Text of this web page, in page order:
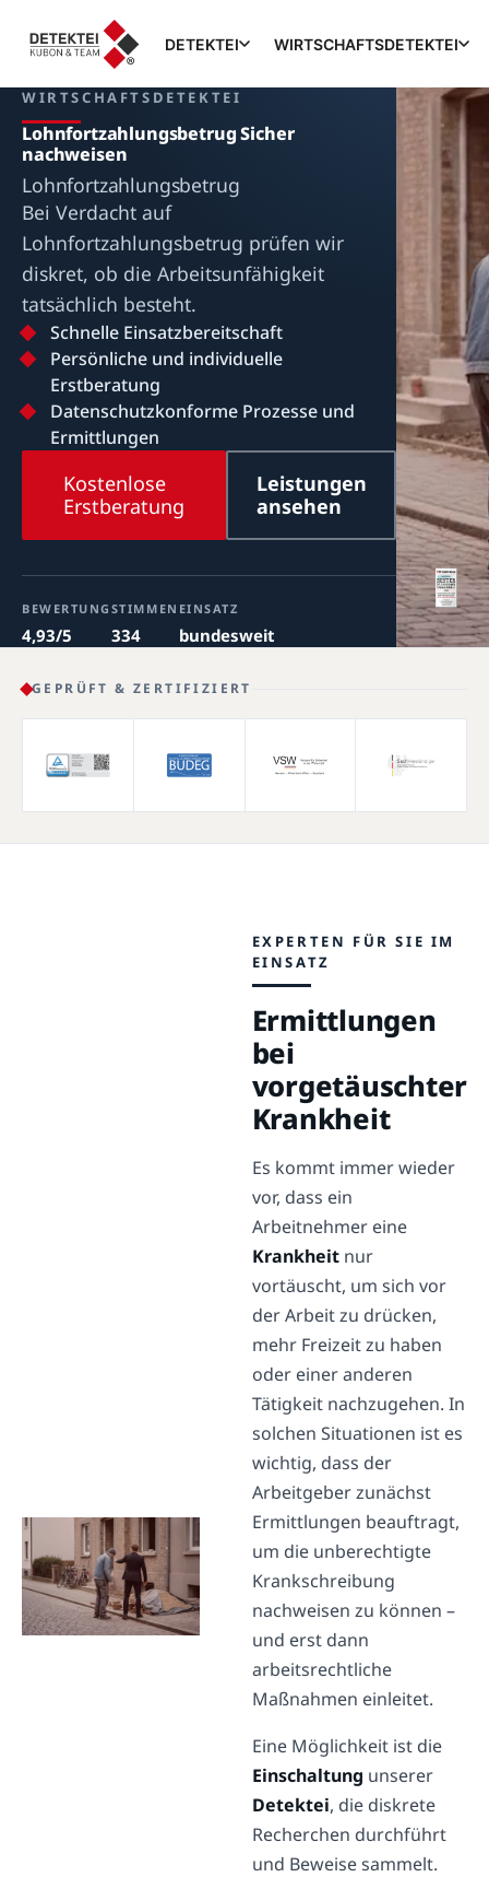
DETEKTEI WIRTSCHAFTSDETEKTEI
WIRTSCHAFTSDETEKTEI
Lohnfortzahlungsbetrug Sicher
nachweisen
Lohnfortzahlungsbetrug
Bei Verdacht auf
Lohnfortzahlungsbetrug prüfen wir
diskret, ob die Arbeitsunfähigkeit
tatsächlich besteht.
Schnelle Einsatzbereitschaft
Persönliche und individuelle
Erstberatung
Datenschutzkonforme Prozesse und
Ermittlungen
Kostenlose
Erstberatung
Leistungen
ansehen
BEWERTUNG
4,93/5
STIMMEN
334
EINSATZ
bundesweit
GEPRÜFT & ZERTIFIZIERT
EXPERTEN FÜR SIE IM
EINSATZ
Ermittlungen
bei
vorgetäuschter
Krankheit
Es kommt immer wieder
vor, dass ein
Arbeitnehmer eine
Krankheitnur
vortäuscht, um sich vor
der Arbeit zu drücken,
mehr Freizeit zu haben
oder einer anderen
Tätigkeit nachzugehen. In
solchen Situationen ist es
wichtig, dass der
Arbeitgeber zunächst
Ermittlungen beauftragt,
um die unberechtigte
Krankschreibung
nachweisen zu können –
und erst dann
arbeitsrechtliche
Maßnahmen einleitet.
Eine Möglichkeit ist die
Einschaltung unserer
Detektei, die diskrete
Recherchen durchführt
und Beweise sammelt.